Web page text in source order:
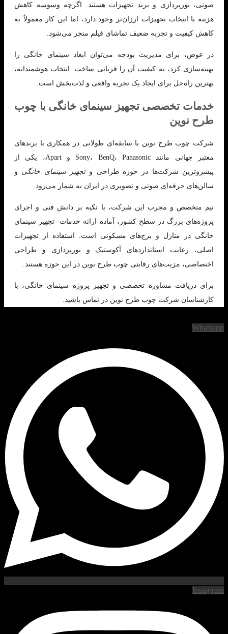
صوتی، نورپردازی و برند تجهیزات هستند. اگرچه وسوسه کاهش
هزینه با انتخاب تجهیزات ارزان‌تر وجود دارد، اما این کار معمولاً به
کاهش کیفیت و تجربه ضعیف تماشای فیلم منجر می‌شود.
در عوض، برای مدیریت بودجه می‌توان ابعاد سینمای خانگی را
بهینه‌سازی کرد، نه کیفیت آن را قربانی ساخت. انتخاب هوشمندانه،
بهترین راه‌حل برای ایجاد یک تجربه واقعی و لذت‌بخش است.
خدمات تخصصی تجهیز سینمای خانگی با چوب
طرح نوین
شرکت چوب طرح نوین با سابقه‌ای طولانی در همکاری با برندهای
معتبر جهانی مانند Sony، BenQ، Panasonic و Apart، یکی از
پیشروترین شرکت‌ها در حوزه طراحی وتجهیز سینمای خانگی و
سالن‌های حرفه‌ای صوتی و تصویری در ایران به شمار می‌رود.
تیم متخصص و مجرب این شرکت، با تکیه بر دانش فنی و اجرای
پروژه‌های بزرگ در سطح کشور، آماده ارائه خدمات تجهیز سینمای
خانگی در منازل و برج‌های مسکونی است. استفاده از تجهیزات
اصلی، رعایت استانداردهای آکوستیک و نورپردازی و طراحی
اختصاصی، مزیت‌های رقابتی چوب طرح نوین در این حوزه هستند.
برای دریافت مشاوره تخصصی و تجهیز پروژه سینمای خانگی، با
کارشناسان شرکت چوب طرح نوین در تماس باشید.
Whatsapp
Instagram